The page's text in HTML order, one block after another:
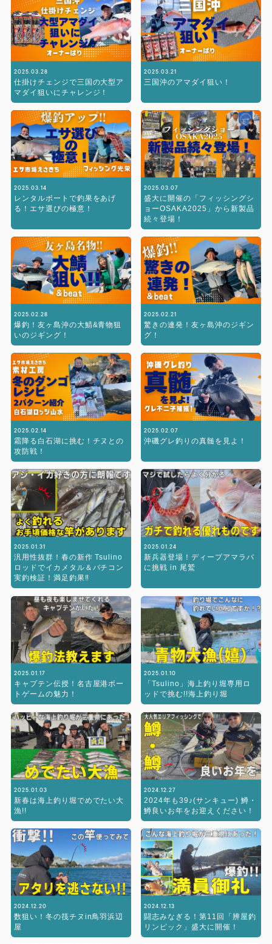
2025.03.28
仕掛けチェンジで三国の大型ア
マダイ狙いにチャレンジ！
2025.03.21
三国沖のアマダイ狙い！
2025.03.14
レンタルボートで釣果をあげ
る！エサ選びの極意！
2025.03.07
盛大に開催の「フィッシングシ
ョーOSAKA2025」から新製品
続々登場！
2025.02.28
爆釣！友ヶ島沖の大鯖&青物狙
いのジギング！
2025.02.21
驚きの連発！友ヶ島沖のジギン
グ！
2025.02.14
霜降る白石湖に挑む！チヌとの
攻防戦！
2025.02.07
沖磯グレ釣りの真髄を見よ！
2025.01.31
汎用性抜群！春の新作 Tsulino
ロッドでイカメタル＆バチコン
実釣検証！満足釣果‼︎
2025.01.24
新兵器登場！ディープアマラバ
に挑戦 in 尾鷲
2025.01.17
キャプテン伝授！名古屋港ボー
トゲームの魅力！
2025.01.10
「Tsulino」海上釣り堀専用ロ
ッドで挑む!!海上釣り堀
2025.01.03
新春は海上釣り堀でめでたい大
漁!!
2024.12.27
2024年も39♪(サンキュー) 鱒・
鱒良いお年をお迎えください！
2024.12.20
数狙い！冬の筏チヌin鳥羽浜辺
屋
2024.12.13
闘志みなぎる！第11回「辨屋釣
リンピック」盛大に開催！